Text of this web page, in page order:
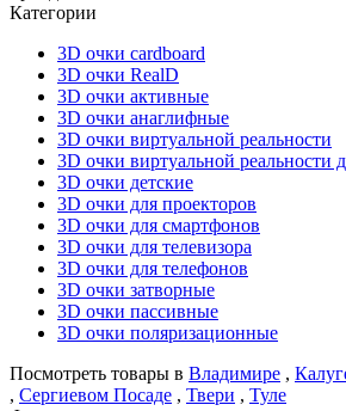
Категории
3D очки cardboard
3D очки RealD
3D очки активные
3D очки анаглифные
3D очки виртуальной реальности
3D очки виртуальной реальности
3D очки детские
3D очки для проекторов
3D очки для смартфонов
3D очки для телевизора
3D очки для телефонов
3D очки затворные
3D очки пассивные
3D очки поляризационные
Посмотреть товары в Владимире ,
, Сергиевом Посаде , Твери , Туле